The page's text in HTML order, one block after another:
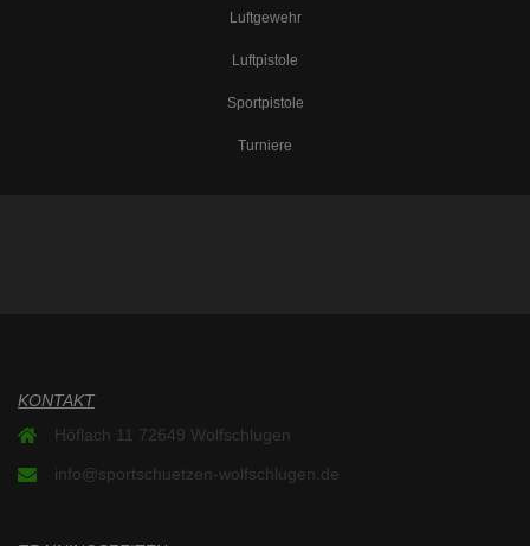
Luftgewehr
Luftpistole
Sportpistole
Turniere
KONTAKT
Höflach 11 72649 Wolfschlugen
info@sportschuetzen-wolfschlugen.de